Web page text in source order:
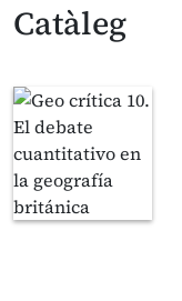
Catàleg